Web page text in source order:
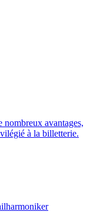
nombreux avantages,
à la billetterie.